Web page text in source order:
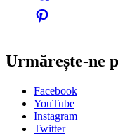
Urmărește-ne
Facebook
YouTube
Instagram
Twitter